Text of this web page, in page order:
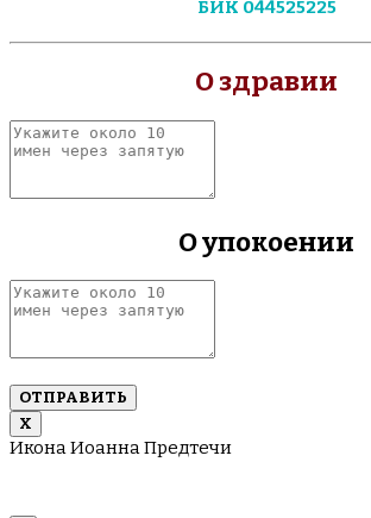
БИК 044525225
О здравии
Укажите
около
имен
О упокоении
Укажите
около
имен
запятую
Х
Икона Иоанна Предтечи